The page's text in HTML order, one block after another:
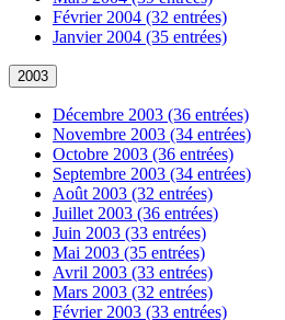
Février 2004 (32 entrées)
Janvier 2004 (35 entrées)
2003
Décembre 2003 (36 entrées)
Novembre 2003 (34 entrées)
Octobre 2003 (36 entrées)
Septembre 2003 (34 entrées)
Août 2003 (32 entrées)
Juillet 2003 (36 entrées)
Juin 2003 (33 entrées)
Mai 2003 (35 entrées)
Avril 2003 (33 entrées)
Mars 2003 (32 entrées)
Février 2003 (33 entrées)